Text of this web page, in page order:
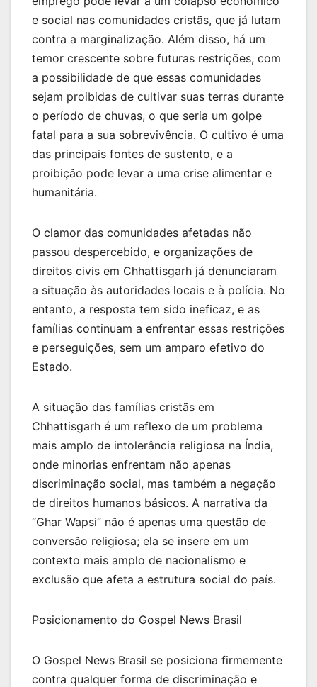
e social nas comunidades cristãs, que já lutam
contra a marginalização. Além disso, há um
temor crescente sobre futuras restrições, com
a possibilidade de que essas comunidades
sejam proibidas de cultivar suas terras durante
o período de chuvas, o que seria um golpe
fatal para a sua sobrevivência. O cultivo é uma
das principais fontes de sustento, e a
proibição pode levar a uma crise alimentar e
humanitária.
O clamor das comunidades afetadas não
passou despercebido, e organizações de
direitos civis em Chhattisgarh já denunciaram
a situação às autoridades locais e à polícia. No
entanto, a resposta tem sido ineficaz, e as
famílias continuam a enfrentar essas restrições
e perseguições, sem um amparo efetivo do
Estado.
A situação das famílias cristãs em
Chhattisgarh é um reflexo de um problema
mais amplo de intolerância religiosa na Índia,
onde minorias enfrentam não apenas
discriminação social, mas também a negação
de direitos humanos básicos. A narrativa da
“Ghar Wapsi” não é apenas uma questão de
conversão religiosa; ela se insere em um
contexto mais amplo de nacionalismo e
exclusão que afeta a estrutura social do país.
Posicionamento do Gospel News Brasil
O Gospel News Brasil se posiciona firmemente
contra qualquer forma de discriminação e